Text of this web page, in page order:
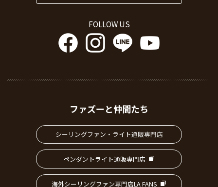
FOLLOW US
ファズーと仲間たち
シーリングファン・ライト通販専門店
ペンダントライト通販専門店
海外シーリングファン専門店LA FANS